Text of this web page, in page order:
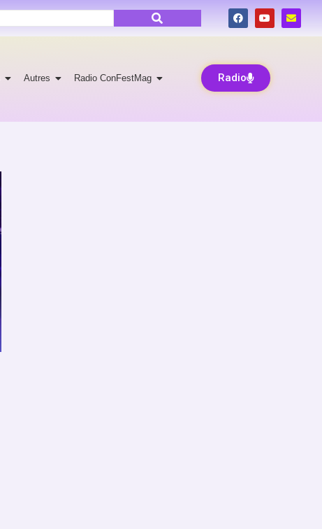
Autres Radio ConFestMag Radio